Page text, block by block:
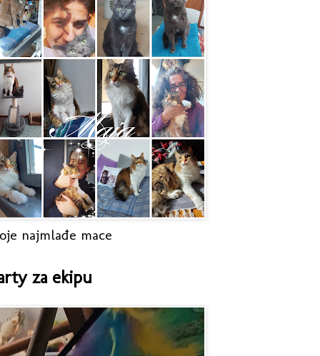
najmlađe mace
za ekipu